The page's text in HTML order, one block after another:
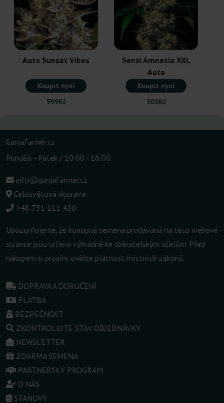
Auto Sunset Vibes
Koupit nyní
999Kč
Sensi Amnesia XXL
Auto
Koupit nyní
503Kč
GanjaFarmer.cz
Pondělí - Pátek / 10:00 - 16:00
info@ganjafarmer.cz
Celosvětová doprava
+48 731 111 420
Upozorňujeme, že konopná semena prodávaná na této webové
stránce jsou určena výhradně ke sběratelským účelům. Před
nákupem si prosím ověřte platnost místních zákonů.
DOPRAVA A DORUČENÍ
PLATBA
BEZPEČNOST
ZKONTROLUJTE STAV OBJEDNÁVKY
NEWSLETTER
ZDARMA SEMENA
PARTNERSKÝ PROGRAM
O NÁS
STANOVY